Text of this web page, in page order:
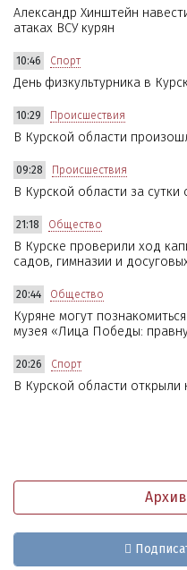
Александр Хинштейн
атаках ВСУ курян
10:46 Спорт
День физкультурника в
10:29 Происшествия
В Курской области
09:28 Происшествия
В Курской области за
21:18 Общество
В Курске проверили ход
садов, гимназии и
20:44 Общество
Куряне могут
музея «Лица Победы:
20:26 Спорт
В Курской области